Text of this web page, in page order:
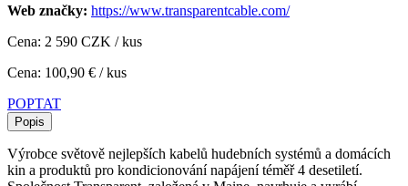
Web značky: https://www.transparentcable.com/
Cena: 2 590 CZK / kus
Cena: 100,90 € / kus
POPTAT
Popis
Výrobce světově nejlepších kabelů hudebních systémů a domácích
kin a produktů pro kondicionování napájení téměř 4 desetiletí.